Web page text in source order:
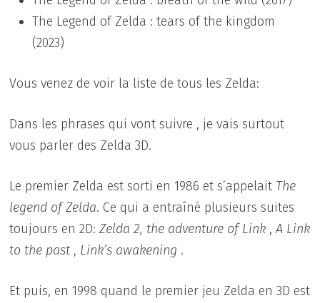
The Legend of Zelda : tears of the kingdom
(2023)
Vous venez de voir la liste de tous les Zelda:
Dans les phrases qui vont suivre , je vais surtout
vous parler des Zelda 3D.
Le premier Zelda est sorti en 1986 et s’appelait The
legend of Zelda. Ce qui a entraîné plusieurs suites
toujours en 2D:Zelda 2, the adventure of Link ,A Link
to the past , Link’s awakening .
Et puis, en 1998 quand le premier jeu Zelda en 3D est